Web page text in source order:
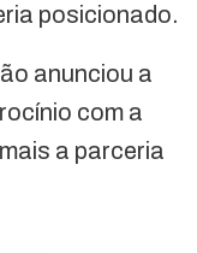
posicionado.
anunciou a
com a
a parceria